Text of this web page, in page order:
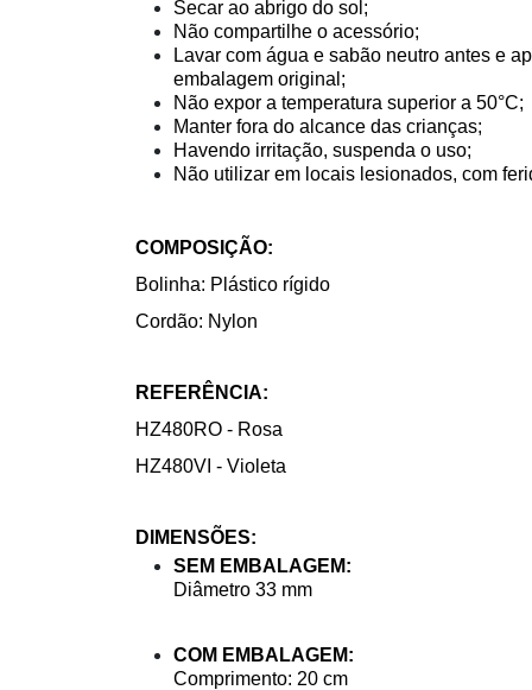
Secar ao abrigo do sol;
Não compartilhe o acessório;
Lavar com água e sabão neutro antes e
embalagem original;
Não expor a temperatura superior a 50°C;
Manter fora do alcance das crianças;
Havendo irritação, suspenda o uso;
Não utilizar em locais lesionados, com
COMPOSIÇÃO:
Bolinha: Plástico rígido
Cordão: Nylon
REFERÊNCIA:
HZ480RO - Rosa
HZ480VI - Violeta
DIMENSÕES:
SEM EMBALAGEM:
Diâmetro 33 mm
COM EMBALAGEM:
Comprimento: 20 cm